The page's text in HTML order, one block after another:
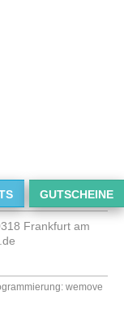
GUTSCHEINE
Frankfurt am
wemove